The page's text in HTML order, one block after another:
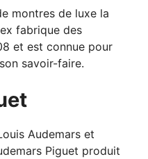
montres de luxe la
fabrique des
et est connue pour
savoir-faire.
Audemars et
Piguet produit